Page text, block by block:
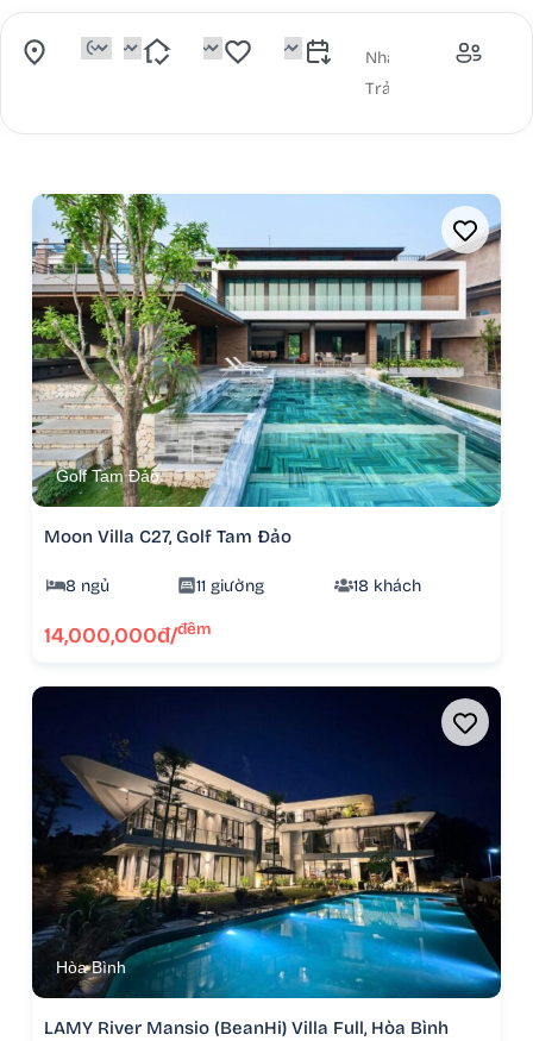
Golf Tam Đảo
Moon Villa C27, Golf Tam Đảo
8 ngủ 11 giường 18 khách
14,000,000đ/đêm
Hòa Bình
LAMY River Mansio (BeanHi) Villa Full, Hòa Bình